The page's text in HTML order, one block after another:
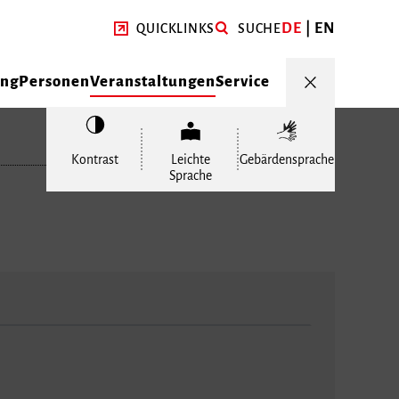
QUICKLINKS SUCHEDE EN
PersonenVeranstaltungenService
Kontrast
Leichte
Sprache
Gebärdensprache